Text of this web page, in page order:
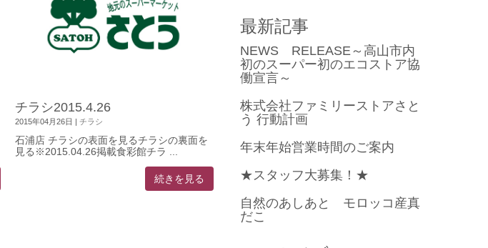
チラシ2015.4.26
2015年04月26日 | チラシ
石浦店 チラシの表面を見るチラシの裏面を
見る※2015.04.26掲載食彩館チラ ...
続きを見る
最新記事
NEWS RELEASE～高山市内
初のスーパー初のエコストア協
働宣言～
株式会社ファミリーストアさと
う 行動計画
年末年始営業時間のご案内
★スタッフ大募集！★
自然のあしあと モロッコ産真
だこ